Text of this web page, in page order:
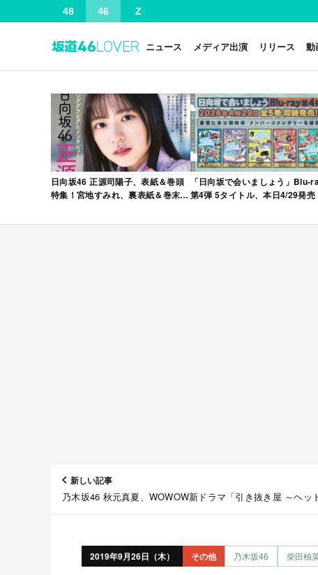
48 46 Z
ニュース メディア出演 リリース 動
日向坂46 正源司陽子、表紙＆巻頭
特集！宮地すみれ、裏表紙＆巻末特
VOL.12」本日4/30発売！
「日向坂で会いましょう」Blu-
第4弾 5タイトル、本日4/29発売
新しい記事
乃木坂46 秋元真夏、WOWOW新ドラマ「引き抜き屋 ～ヘッ
2019年9月26日（木） その他 乃木坂46 柴田柚